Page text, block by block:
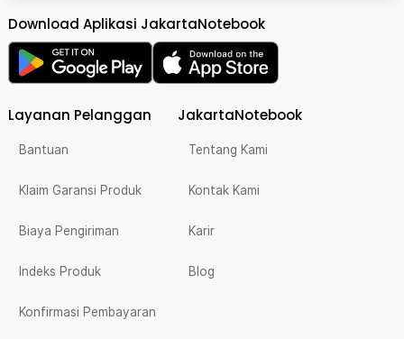
Download Aplikasi JakartaNotebook
Layanan Pelanggan
Bantuan
Klaim Garansi Produk
Biaya Pengiriman
Indeks Produk
Konfirmasi Pembayaran
JakartaNotebook
Tentang Kami
Kontak Kami
Karir
Blog